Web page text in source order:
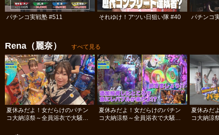
パチンコ実戦塾 #511 それゆけ！アツい日狙い隊 #40 パチンコ
Rena（麗奈） すべて見る
夏休みだよ！女だらけのパチン
コ大納涼祭～全員浴衣で大騒ぎ
夏休みだよ！女だらけのパチン
コ大納涼祭～全員浴衣で大騒ぎ
夏休みだ
コ大納涼